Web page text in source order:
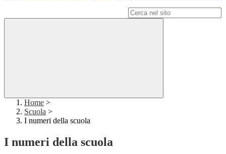
Home >
Scuola >
I numeri della scuola
I numeri della scuola